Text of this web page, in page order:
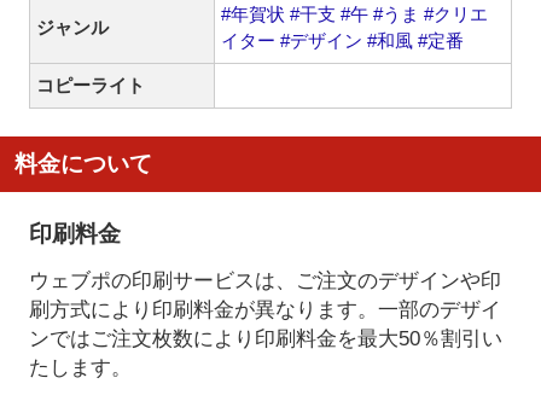
ジャンル
#年賀状 #干支 #午 #うま #クリエ
イター #デザイン #和風 #定番
コピーライト
料金について
印刷料金
ウェブポの印刷サービスは、ご注文のデザインや印
刷方式により印刷料金が異なります。一部のデザイ
ンではご注文枚数により印刷料金を最大50％割引い
たします。